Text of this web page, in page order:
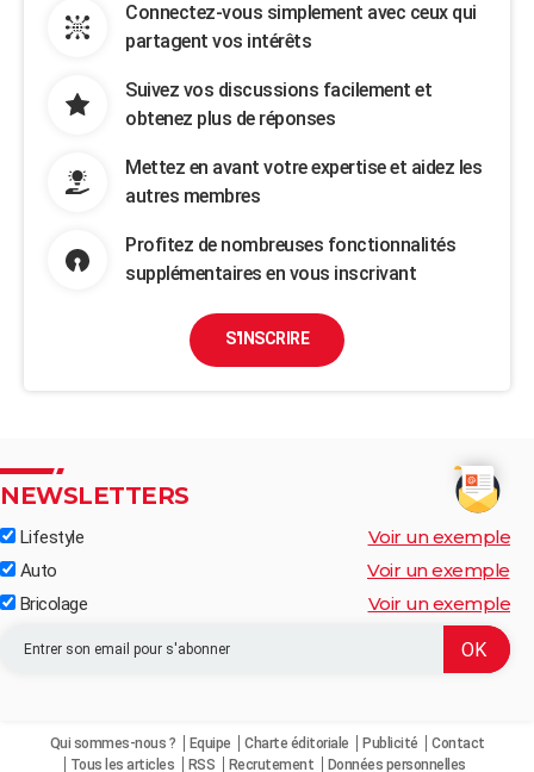
Connectez-vous simplement avec ceux qui
partagent vos intérêts
Suivez vos discussions facilement et
obtenez plus de réponses
Mettez en avant votre expertise et aidez les
autres membres
Profitez de nombreuses fonctionnalités
supplémentaires en vous inscrivant
S'INSCRIRE
NEWSLETTERS
Lifestyle Voir un exemple
Auto Voir un exemple
Bricolage Voir un exemple
Qui sommes-nous ? Equipe Charte éditoriale Publicité
Contact
Tous les articles
RSS Recrutement Données personnelles